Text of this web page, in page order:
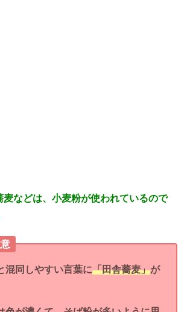
麦などは、小麦粉が使われているので
混同しやすい言葉に「田舎蕎麦」が